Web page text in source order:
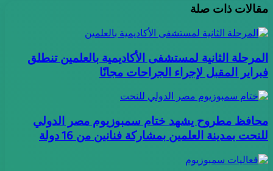
مقالات ذات صلة
المرحلة الثانية لمستشفى الأكاديمية بالعلمين تنطلق
فبراير المقبل لإجراء الجراحات مجانًا
محافظ مطروح يشهد ختام سمبوزيوم مصر الدولي
للنحت بمدينة العلمين بمشاركة فنانين من 16 دولة